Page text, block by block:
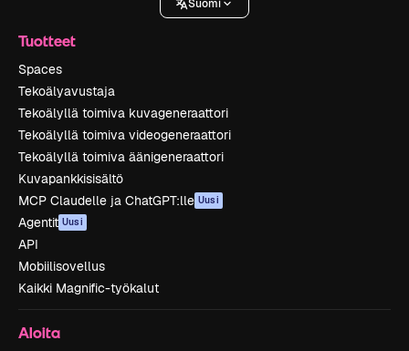
Suomi
Tuotteet
Spaces
Tekoälyavustaja
Tekoälyllä toimiva kuvageneraattori
Tekoälyllä toimiva videogeneraattori
Tekoälyllä toimiva äänigeneraattori
Kuvapankkisisältö
MCP Claudelle ja ChatGPT:lle Uusi
Agentit Uusi
API
Mobiilisovellus
Kaikki Magnific-työkalut
Aloita